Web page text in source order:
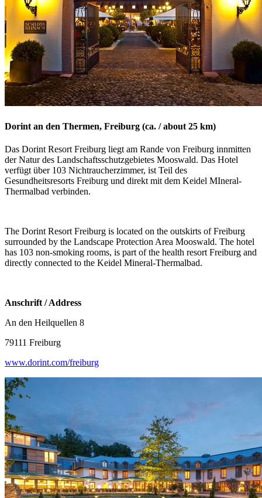
Dorint an den Thermen, Freiburg (ca. / about 25 km)
Das Dorint Resort Freiburg liegt am Rande von Freiburg innmitten
der Natur des Landschaftsschutzgebietes Mooswald. Das Hotel
verfügt über 103 Nichtraucherzimmer, ist Teil des
Gesundheitsresorts Freiburg und direkt mit dem Keidel MIneral-
Thermalbad verbinden.
The Dorint Resort Freiburg is located on the outskirts of Freiburg
surrounded by the Landscape Protection Area Mooswald. The hotel
has 103 non-smoking rooms, is part of the health resort Freiburg and
directly connected to the Keidel Mineral-Thermalbad.
Anschrift / Address
An den Heilquellen 8
79111 Freiburg
www.dorint.com/freiburg